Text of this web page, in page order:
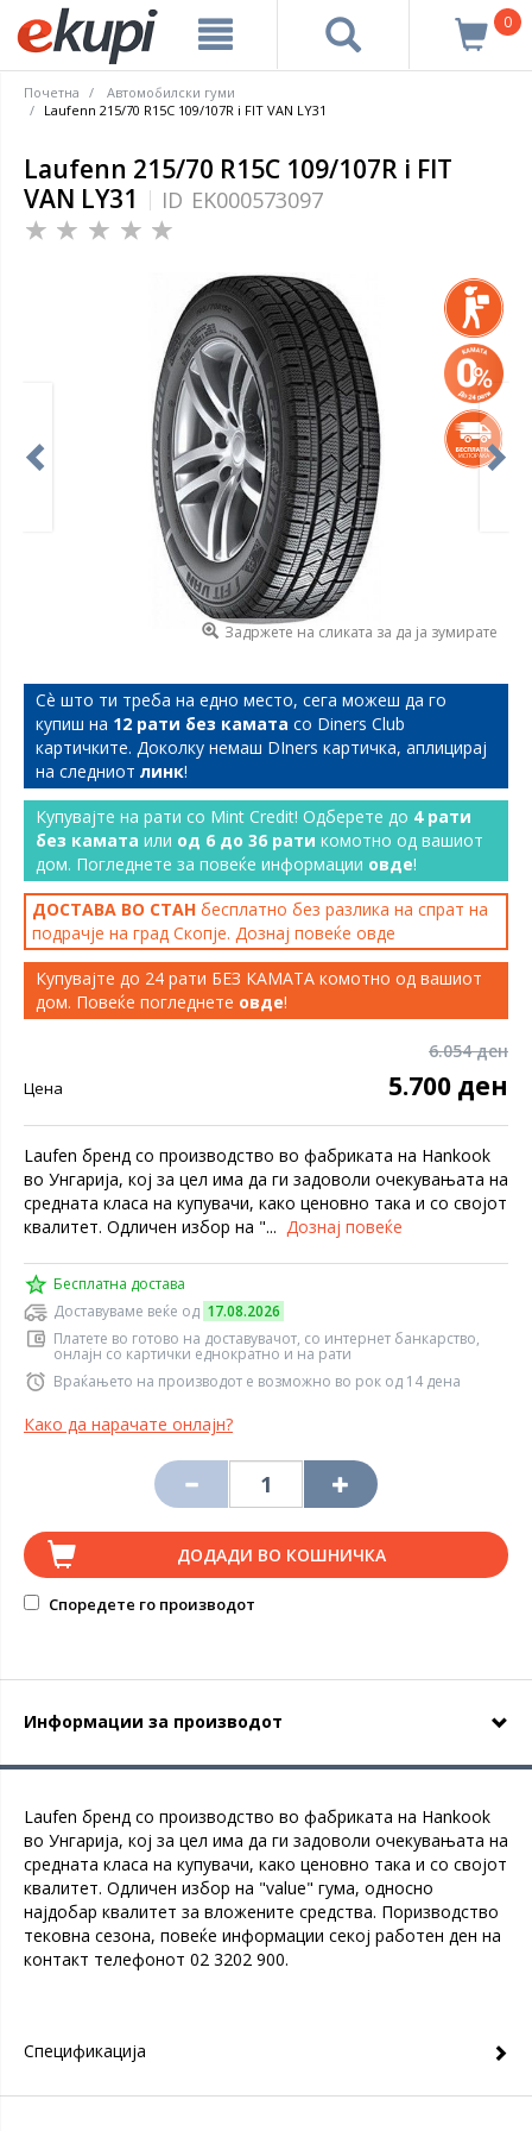
0
Почетна
Автомобилски гуми
Laufenn 215/70 R15C 109/107R i FIT VAN LY31
Laufenn 215/70 R15C 109/107R i FIT
VAN LY31
ID EK000573097
Задржете на сликата за да ја зумирате
Сѐ што ти треба на едно место, сега можеш да го
купиш на 12 рати без камата со Diners Club
картичките. Доколку немаш DIners картичка, аплицирај
на следниот линк!
Купувајте на рати со Mint Credit! Одберете до 4 рати
без камата или од 6 до 36 рати комотно од вашиот
дом. Погледнете за повеќе информации овде!
ДОСТАВА ВО СТАН бесплатно без разлика на спрат на
подрачје на град Скопје. Дознај повеќе овде
Купувајте до 24 рати БЕЗ КАМАТА комотно од вашиот
дом. Повеќе погледнете овде!
6.054 ден
Цена 5.700 ден
Laufen бренд со производство во фабриката на Hankook
во Унгарија, кој за цел има да ги задоволи очекувањата на
средната класа на купувачи, како ценовно така и со својот
квалитет. Одличен избор на "... Дознај повеќе
Бесплатна достава
Доставуваме веќе од 17.08.2026
Платете во готово на доставувачот, со интернет банкарство,
онлајн со картички еднократно и на рати
Враќањето на производот е возможно во рок од 14 дена
Како да нарачате онлајн?
ДОДАДИ ВО КОШНИЧКА
Споредете го производот
Информации за производот
Laufen бренд со производство во фабриката на Hankook
во Унгарија, кој за цел има да ги задоволи очекувањата на
средната класа на купувачи, како ценовно така и со својот
квалитет. Одличен избор на "value" гума, односно
најдобар квалитет за вложените средства. Поризводство
тековна сезона, повеќе информации секој работен ден на
контакт телефонот 02 3202 900.
Спецификација